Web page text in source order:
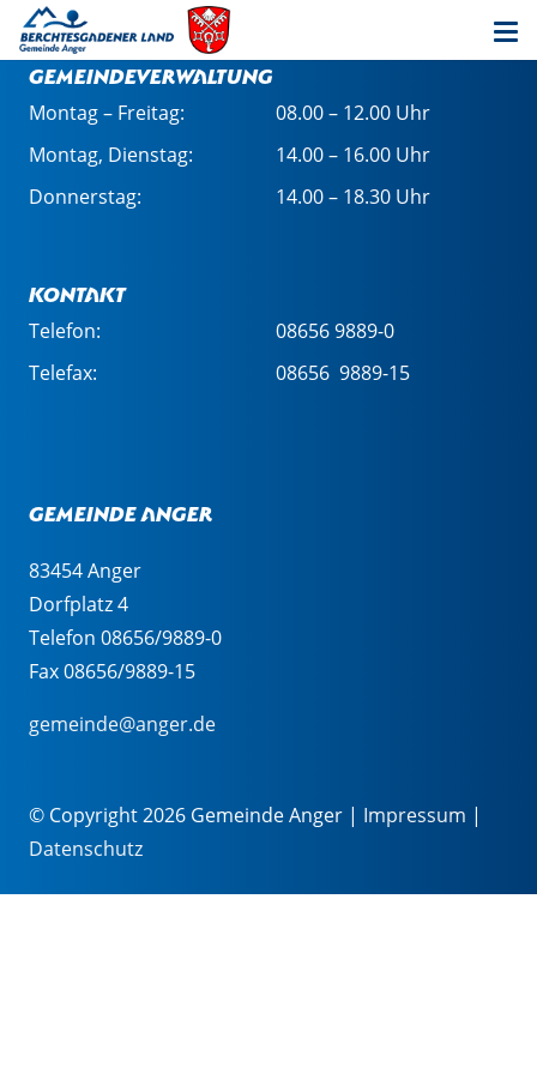
Öffnungszeiten in der
Gemeindeverwaltung
Montag – Freitag:
08.00 – 12.00 Uhr
Montag, Dienstag:
14.00 – 16.00 Uhr
Donnerstag:
14.00 – 18.30 Uhr
Kontakt
Telefon:
08656 9889-0
Telefax:
08656 9889-15
Gemeinde Anger
83454 Anger
Dorfplatz 4
Telefon 08656/9889-0
Fax 08656/9889-15
gemeinde@anger.de
© Copyright 2026 Gemeinde Anger | Impressum |
Datenschutz